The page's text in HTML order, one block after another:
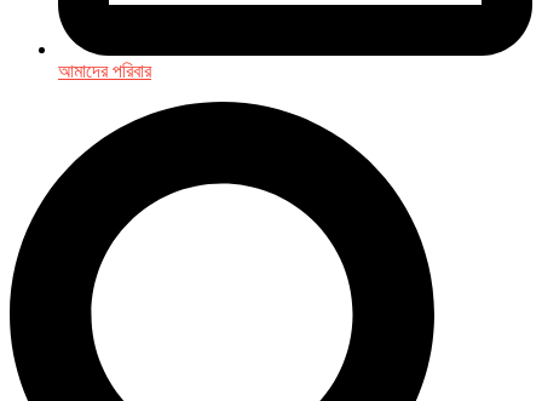
আমাদের পরিবার